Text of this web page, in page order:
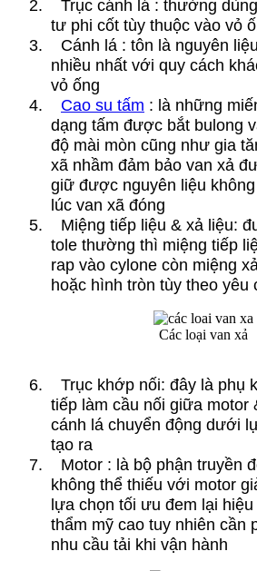
2. Trục cánh lá : thường
tư phi cốt tùy thuộc vào vỏ
3. Cánh lá : tôn là nguyên
nhiều nhất với quy cách
vỏ ống
4. Cao su tấm : là những
dạng tấm được bắt bulong
độ mài mòn cũng như gia
xã nhầm đảm bảo van xả
giữ được nguyên liệu
lúc van xã đóng
5. Miệng tiếp liệu & xả liệu:
tole thường thì miệng tiếp
rap vào cylone còn miệng
hoặc hình tròn tùy theo yêu
Các loại van xả
6. Trục khớp nối: đây là phụ
tiếp làm cầu nối giữa motor
cánh lá chuyển động dưới
tạo ra
7. Motor : là bộ phận truyền
không thể thiếu với motor
lựa chọn tối ưu đem lại
thẩm mỹ cao tuy nhiên cần
nhu cầu tải khi vận hành